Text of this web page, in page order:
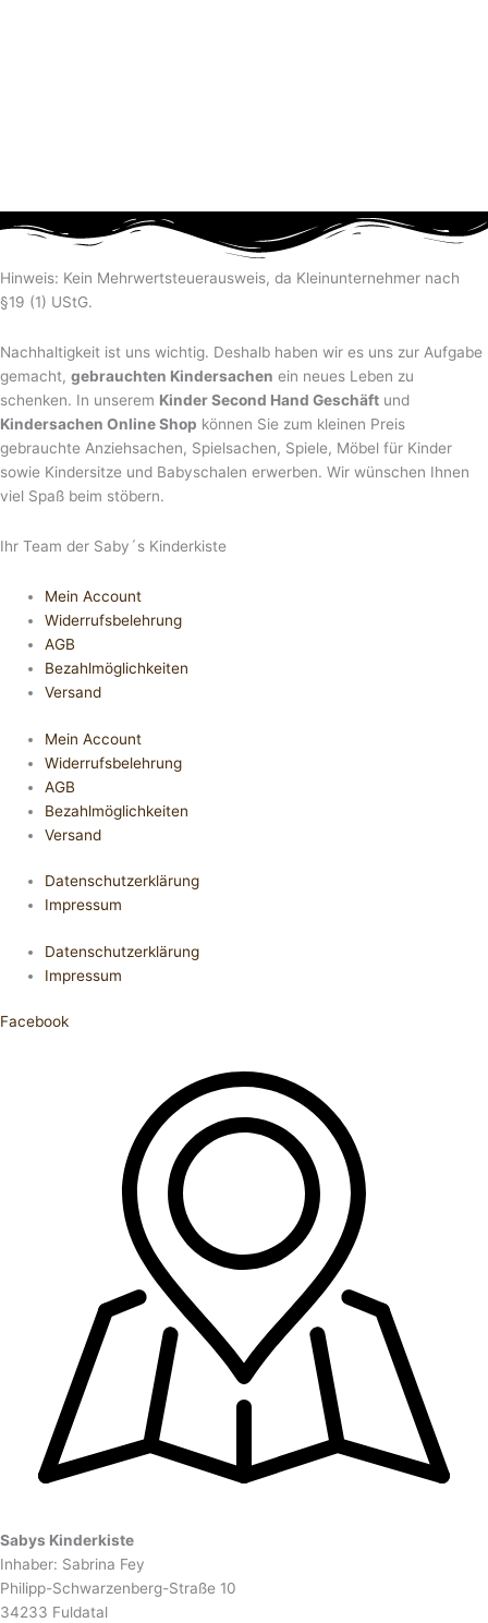
Hinweis: Kein Mehrwertsteuerausweis, da Kleinunternehmer nach
§19 (1) UStG.
Nachhaltigkeit ist uns wichtig. Deshalb haben wir es uns zur Aufgabe
gemacht, gebrauchten Kindersachen ein neues Leben zu
schenken. In unserem Kinder Second Hand Geschäft und
Kindersachen Online Shop können Sie zum kleinen Preis
gebrauchte Anziehsachen, Spiel­sachen, Spiele, Möbel für Kinder
sowie Kindersitze und Babyschalen erwerben. Wir wünschen Ihnen
viel Spaß beim stöbern.
Ihr Team der Saby´s Kinderkiste
Mein Account
Widerrufsbelehrung
AGB
Bezahlmöglichkeiten
Versand
Mein Account
Widerrufsbelehrung
AGB
Bezahlmöglichkeiten
Versand
Datenschutzerklärung
Impressum
Datenschutzerklärung
Impressum
Facebook
Sabys Kinderkiste
Inhaber: Sabrina Fey
Philipp-Schwarzenberg-Straße 10
34233 Fuldatal